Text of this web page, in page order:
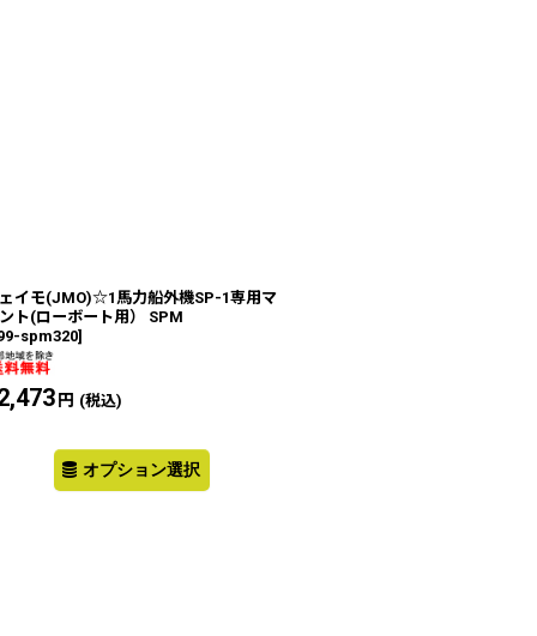
イモ(JMO)☆1馬力船外機SP-1専用マ
ト(ローボート用） SPM
spm320]
円 (税込)
オプション選択